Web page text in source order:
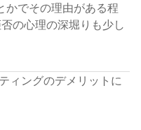
かでその理由がある程
の心理の深堀りも少し
ィングのデメリットに